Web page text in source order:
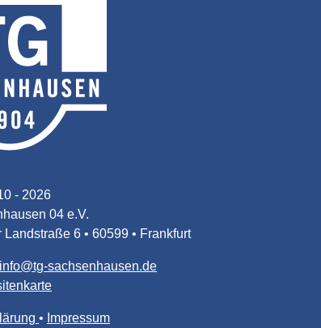
- 2026
04 e.V.
6 • 60599 • Frankfurt
info@tg-sachsenhausen.de
Impressum